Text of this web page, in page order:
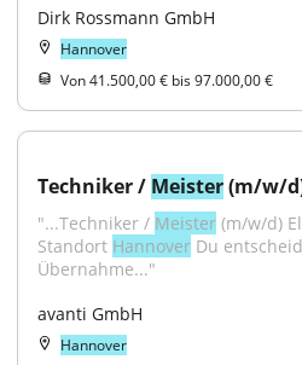
Dirk Rossmann GmbH
Hannover
Von 41.500,00 € bis 97.000,00 €
Techniker / Meister (m/w/
"...Techniker / Meister (m/w/d)
Standort Hannover Du
Übernahme..."
avanti GmbH
Hannover